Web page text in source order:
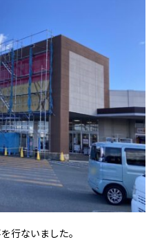
行ないました。